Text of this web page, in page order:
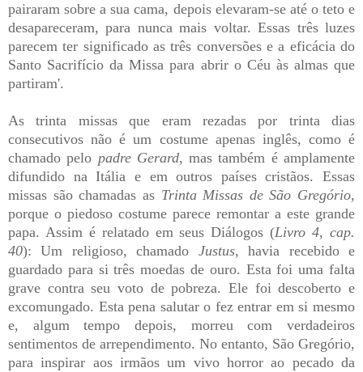
pairaram sobre a sua cama, depois elevaram-se até o teto e
desapareceram, para nunca mais voltar. Essas três luzes
parecem ter significado as três conversões e a eficácia do
Santo Sacrifício da Missa para abrir o Céu às almas que
partiram'.
As trinta missas que eram rezadas por trinta dias
consecutivos não é um costume apenas inglês, como é
chamado pelo padre Gerard, mas também é amplamente
difundido na Itália e em outros países cristãos. Essas
missas são chamadas as Trinta Missas de São Gregório,
porque o piedoso costume parece remontar a este grande
papa. Assim é relatado em seus Diálogos (Livro 4, cap.
40): Um religioso, chamado Justus, havia recebido e
guardado para si três moedas de ouro. Esta foi uma falta
grave contra seu voto de pobreza. Ele foi descoberto e
excomungado. Esta pena salutar o fez entrar em si mesmo
e, algum tempo depois, morreu com verdadeiros
sentimentos de arrependimento. No entanto, São Gregório,
para inspirar aos irmãos um vivo horror ao pecado da